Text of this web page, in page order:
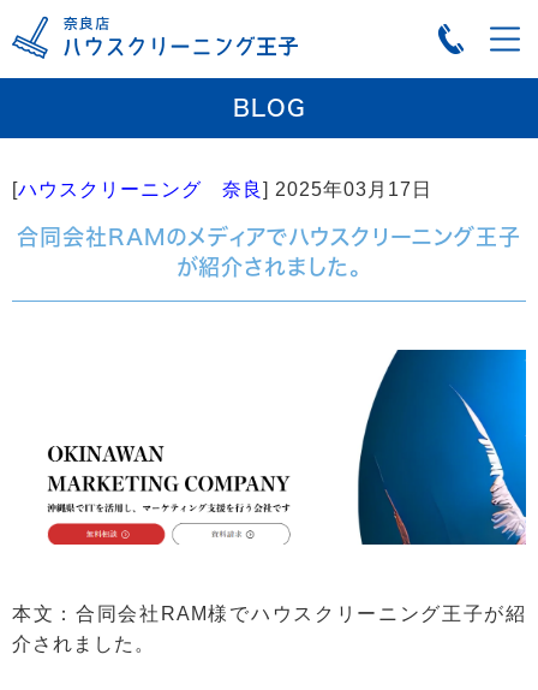
BLOG
[ハウスクリーニング 奈良 ] 2025年03月17日
合同会社RAMのメディアでハウスクリーニング王子
が紹介されました。
本文：合同会社RAM様でハウスクリーニング王子が紹
介されました。